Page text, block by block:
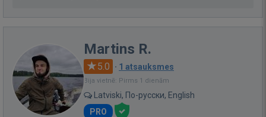
Martins R.
5.0 · 1 atsauksmes
Bija vietnē: Pirms 1 dienām
Latviski, По-русски, English
PRO